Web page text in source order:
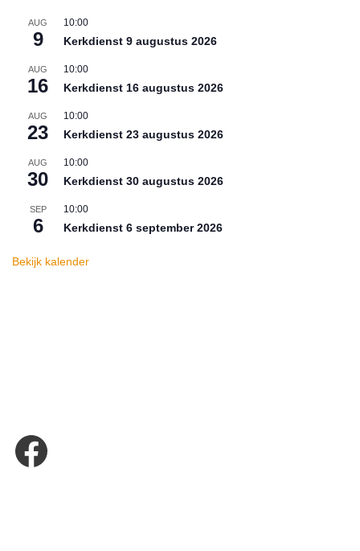
AUG
9
10:00
Kerkdienst 9 augustus 2026
AUG
16
10:00
Kerkdienst 16 augustus 2026
AUG
23
10:00
Kerkdienst 23 augustus 2026
AUG
30
10:00
Kerkdienst 30 augustus 2026
SEP
6
10:00
Kerkdienst 6 september 2026
Bekijk kalender